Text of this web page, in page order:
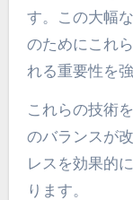
す。この大幅
のためにこれ
れる重要性を
これらの技術
のバランスが
レスを効果的
ります。